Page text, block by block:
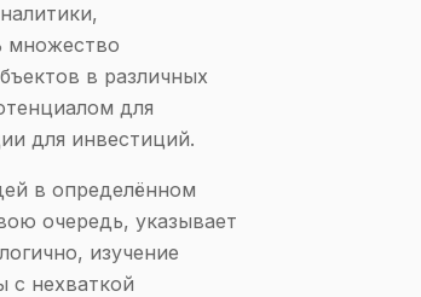
множество
в различных
для
для инвестиций.
в определённом
очередь, указывает
изучение
с нехваткой